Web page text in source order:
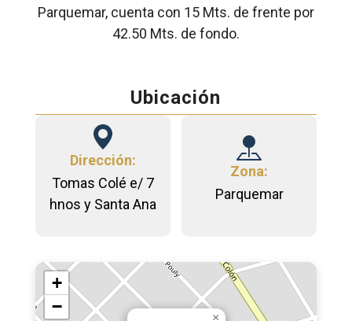
Parquemar, cuenta con 15 Mts. de frente por
42.50 Mts. de fondo.
Ubicación
Dirección:
Tomas Colé e/ 7
hnos y Santa Ana
Zona:
Parquemar
×
+
−